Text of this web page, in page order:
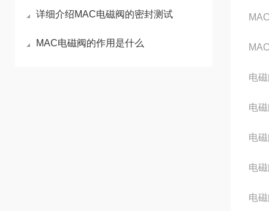
详细介绍MAC电磁阀的密封测试
MAC电磁阀的作用是什么
电
电
电
电
电